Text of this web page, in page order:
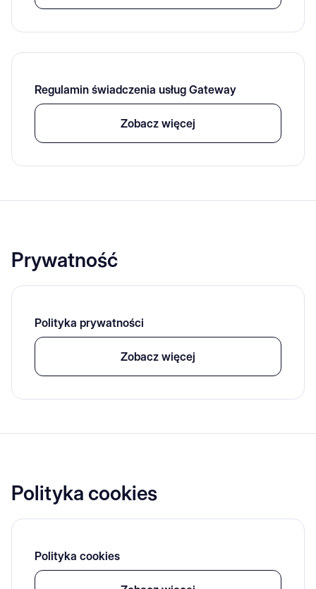
Regulamin świadczenia usług Gateway
Zobacz więcej
Prywatność
Polityka prywatności
Zobacz więcej
Polityka cookies
Polityka cookies